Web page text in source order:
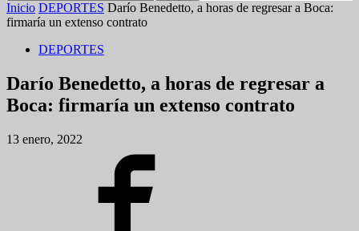
Inicio DEPORTES Darío Benedetto, a horas de regresar a Boca:
firmaría un extenso contrato
DEPORTES
Darío Benedetto, a horas de regresar a
Boca: firmaría un extenso contrato
13 enero, 2022